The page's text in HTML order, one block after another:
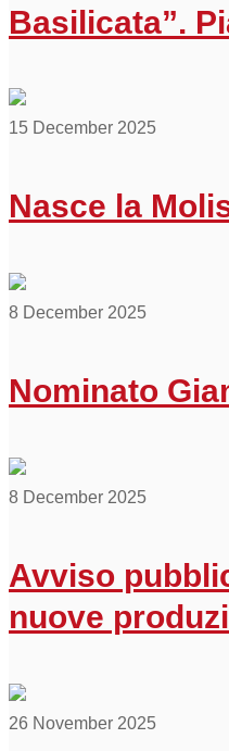
Basilicata”.
15 December 2025
Nasce la
8 December 2025
Nominato
8 December 2025
Avviso
nuove
26 November 2025